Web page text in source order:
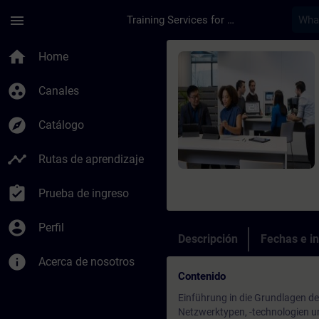
menu Training Services for Digital Industries
home Home
group_work Canales
explore Catálogo
timeline Rutas de aprendizaje
assignment_turned_in Prueba de ingreso
account_circle Perfil
info Acerca de nosotros
Curso - Remote
Descripción Fechas e
Contenido
Einführung in die Grundlagen
Netzwerktypen, -technologien